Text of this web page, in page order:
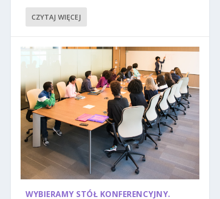
CZYTAJ WIĘCEJ
WYBIERAMY STÓŁ KONFERENCYJNY.